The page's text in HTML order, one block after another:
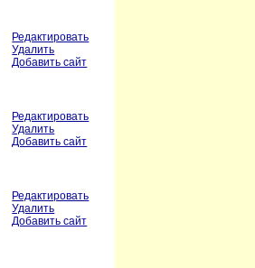
Редактировать
Удалить
Добавить сайт
Редактировать
Удалить
Добавить сайт
Редактировать
Удалить
Добавить сайт